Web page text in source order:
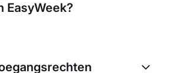
EasyWeek?